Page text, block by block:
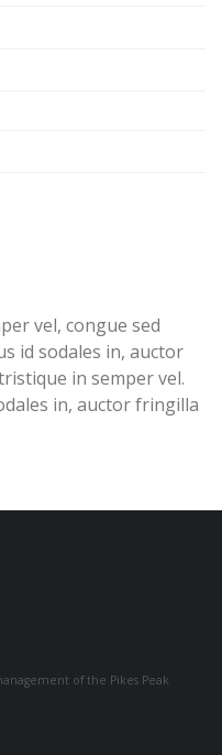
vel, congue sed
id sodales in, auctor
in semper vel.
in, auctor fringilla
of the Pikes Peak